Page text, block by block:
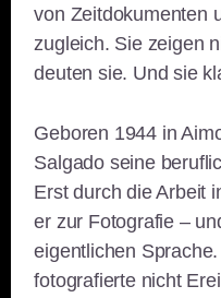
von Zeitdokumenten
zugleich. Sie zeigen
deuten sie. Und sie
Geboren 1944 in
Salgado seine
Erst durch die Arbeit
er zur Fotografie –
eigentlichen
fotografierte nicht